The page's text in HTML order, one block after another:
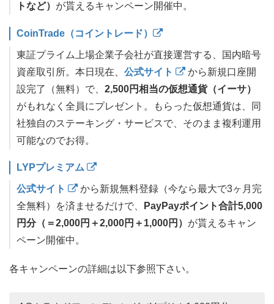
トなど） が貰えるキャンペーン開催中。
CoinTrade（コイントレード）
東証プライム上場企業子会社が直接運営する、国内暗号
資産取引所。本日現在、 公式サイト
から新規口座開
設完了（無料）で、 2,500円相当の仮想通貨（イーサ）
がもれなく全員にプレゼント。もらった仮想通貨は、同
社独自のステーキング・サービスで、そのまま複利運用
可能なのでお得。
LYPプレミアム
公式サイト
から新規無料登録（今なら最大で3ヶ月完
全無料）を済ませるだけで、
PayPayポイント合計5,000
円分（＝2,000円＋2,000円＋1,000円） が貰えるキャン
ペーン開催中。
各キャンペーンの詳細は以下参照下さい。